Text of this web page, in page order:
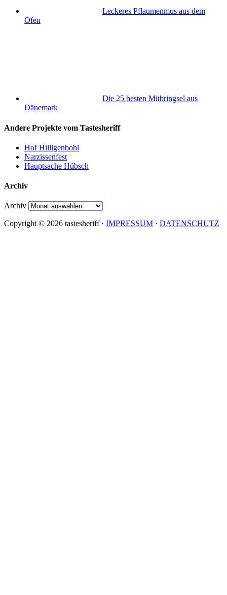
Leckeres Pflaumenmus aus dem
Ofen
Die 25 besten Mitbringsel aus
Dänemark
Andere Projekte vom Tastesheriff
Hof Hilligenbohl
Narzissenfest
Hauptsache Hübsch
Archiv
Archiv
Copyright © 2026 tastesheriff · IMPRESSUM · DATENSCHUTZ